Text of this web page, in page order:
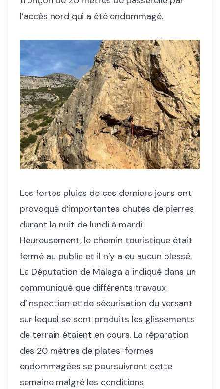
l’accès nord qui a été endommagé.
Les fortes pluies de ces derniers jours ont
provoqué d’importantes chutes de pierres
durant la nuit de lundi à mardi.
Heureusement, le chemin touristique était
fermé au public et il n’y a eu aucun blessé.
La Députation de Malaga a indiqué dans un
communiqué que différents travaux
d’inspection et de sécurisation du versant
sur lequel se sont produits les glissements
de terrain étaient en cours. La réparation
des 20 mètres de plates-formes
endommagées se poursuivront cette
semaine malgré les conditions